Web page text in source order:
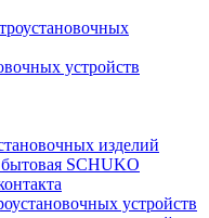
устройств
изделий
SCHUKO
устройств